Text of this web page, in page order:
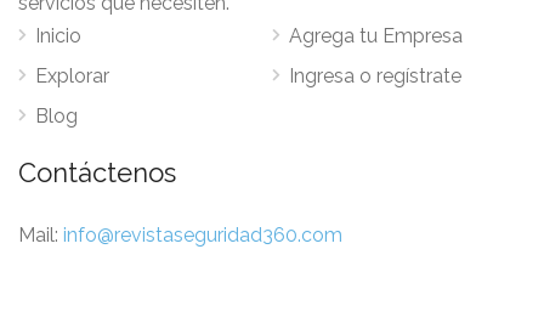
Inicio
Explorar
Blog
Agrega tu Empresa
Ingresa o regístrate
Contáctenos
Mail: info@revistaseguridad360.com